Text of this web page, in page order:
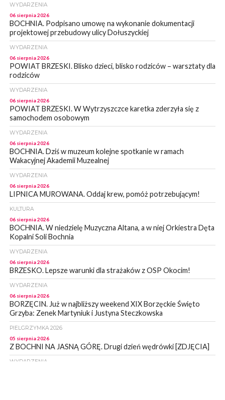
WYDARZENIA
06 sierpnia 2026
BOCHNIA. Podpisano umowę na wykonanie dokumentacji
projektowej przebudowy ulicy Dołuszyckiej
WYDARZENIA
06 sierpnia 2026
POWIAT BRZESKI. Blisko dzieci, blisko rodziców – warsztaty dla
rodziców
WYDARZENIA
06 sierpnia 2026
POWIAT BRZESKI. W Wytrzyszczce karetka zderzyła się z
samochodem osobowym
WYDARZENIA
06 sierpnia 2026
BOCHNIA. Dziś w muzeum kolejne spotkanie w ramach
Wakacyjnej Akademii Muzealnej
WYDARZENIA
06 sierpnia 2026
LIPNICA MUROWANA. Oddaj krew, pomóż potrzebującym!
KULTURA
06 sierpnia 2026
BOCHNIA. W niedzielę Muzyczna Altana, a w niej Orkiestra Dęta
Kopalni Soli Bochnia
WYDARZENIA
06 sierpnia 2026
BRZESKO. Lepsze warunki dla strażaków z OSP Okocim!
WYDARZENIA
06 sierpnia 2026
BORZĘCIN. Już w najbliższy weekend XIX Borzęckie Święto
Grzyba: Zenek Martyniuk i Justyna Steczkowska
PIELGRZYMKA 2026
05 sierpnia 2026
Z BOCHNI NA JASNĄ GÓRĘ. Drugi dzień wędrówki [ZDJĘCIA]
WYDARZENIA